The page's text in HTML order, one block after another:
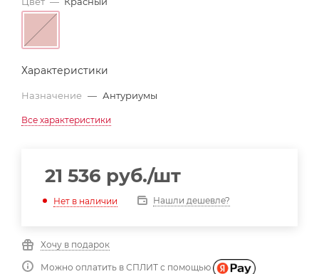
Характеристики
Назначение — Антуриумы
Все характеристики
21 536 руб./шт
Нет в наличии Нашли дешевле?
Хочу в подарок
Можно оплатить в СПЛИТ с помощью